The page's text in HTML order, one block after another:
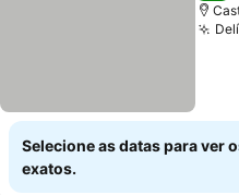
Selecione as datas para ver
exatos.